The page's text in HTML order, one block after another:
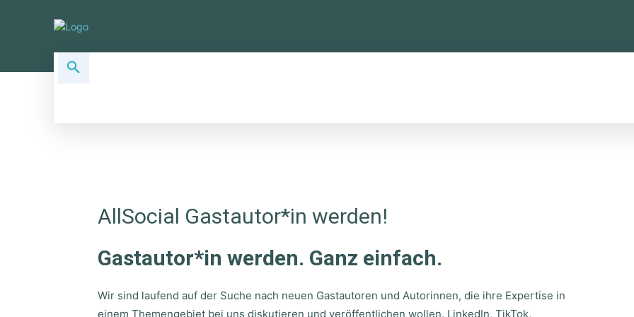
AllSocial Gastautor*in werden!
Gastautor*in werden. Ganz einfach.
Wir sind laufend auf der Suche nach neuen Gastautoren und Autorinnen, die ihre Expertise in
einem Themengebiet bei uns diskutieren und veröffentlichen wollen. LinkedIn, TikTok,